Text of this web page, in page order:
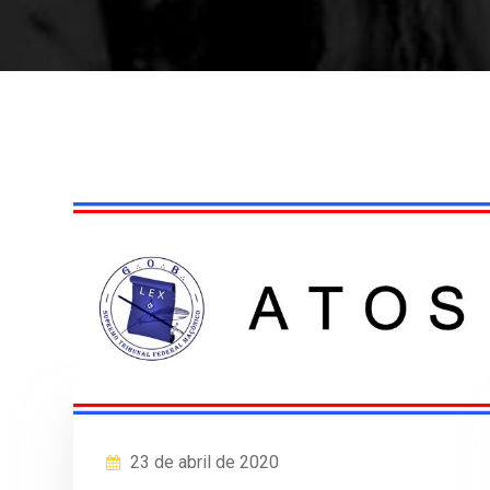
23 de abril de 2020